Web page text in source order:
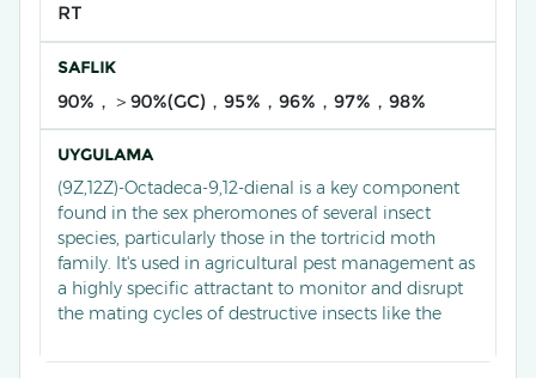
RT
SAFLIK
90%，＞90%(GC)，95%，96%，97%，98%
UYGULAMA
(9Z,12Z)-Octadeca-9,12-dienal is a key component
found in the sex pheromones of several insect
species, particularly those in the tortricid moth
family. It's used in agricultural pest management as
a highly specific attractant to monitor and disrupt
the mating cycles of destructive insects like the
fruit crops.